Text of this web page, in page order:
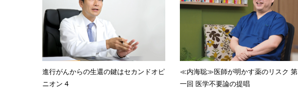
進行がんからの生還の鍵はセカンドオピ
ニオン 4
≪内海聡≫医師が明かす薬のリスク 第
一回 医学不要論の提唱